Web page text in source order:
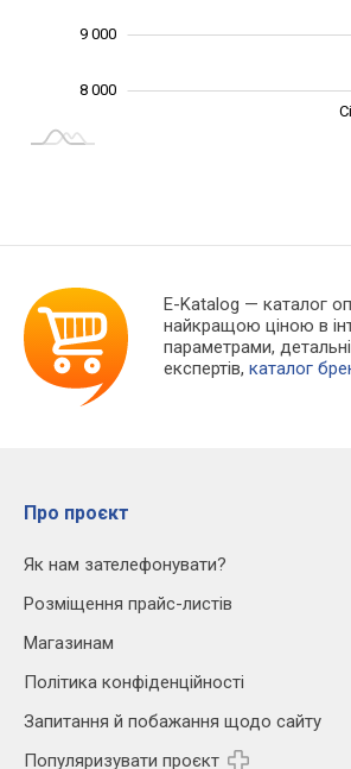
8 000
9 000
E-Katalog — каталог
найкращою ціною в
параметрами,
експертів,каталог
Про проєкт
Як нам зателефонувати?
Розміщення прайс-листів
Магазинам
Політика конфіденційності
Запитання й побажання щодо сайту
Популяризувати проєкт